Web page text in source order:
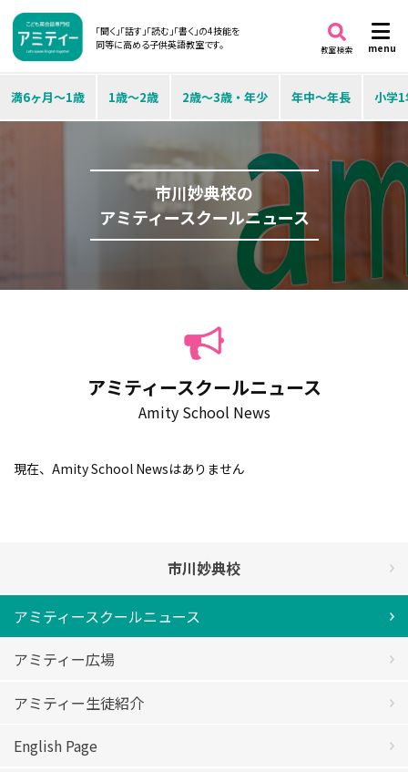
「聞く」「話す」「読む」「書く」の4技能を
同等に高める子供英語教室です。
menu
教室検索
満6ヶ月～1歳 1歳～2歳 2歳～3歳・年少 年中～年長 小学
市川妙典校の
アミティースクールニュース
アミティースクールニュース
Amity School News
現在、Amity School Newsはありません
市川妙典校
アミティースクールニュース
アミティー広場
アミティー生徒紹介
English Page